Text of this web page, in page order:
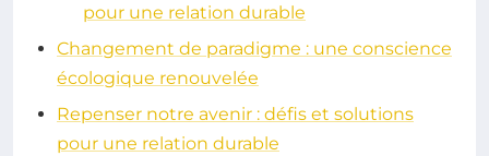
pour une relation durable
Changement de paradigme : une conscience
écologique renouvelée
Repenser notre avenir : défis et solutions
pour une relation durable